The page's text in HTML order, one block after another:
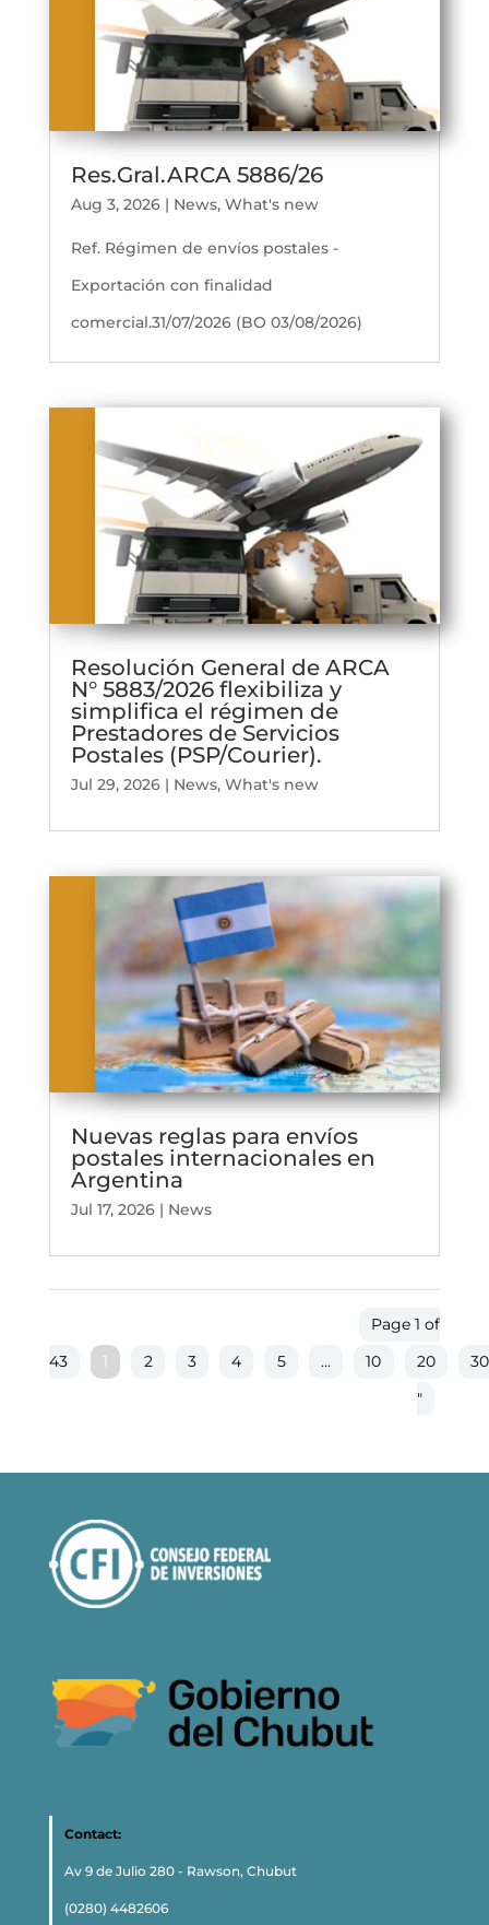
Res.Gral.ARCA 5886/26
Aug 3, 2026| News, What's new
Ref. Régimen de envíos postales -
Exportación con finalidad
comercial.31/07/2026 (BO 03/08/2026)
Resolución General de ARCA
N° 5883/2026 flexibiliza y
simplifica el régimen de
Prestadores de Servicios
Postales (PSP/Courier).
Jul 29, 2026| News, What's new
Nuevas reglas para envíos
postales internacionales en
Argentina
Jul 17, 2026| News
Page 1 of
43
1 2 3 4 5 ... 10 20
30
"
Contact:
Av 9 de Julio 280 - Rawson, Chubut
(0280) 4482606